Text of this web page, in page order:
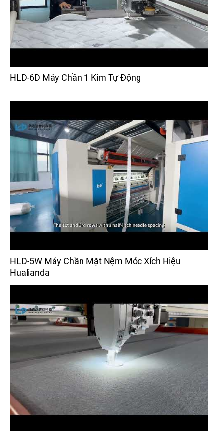
HLD-6D Máy Chần 1 Kim Tự Động
HLD-5W Máy Chần Mặt Nệm Móc Xích Hiệu
Hualianda